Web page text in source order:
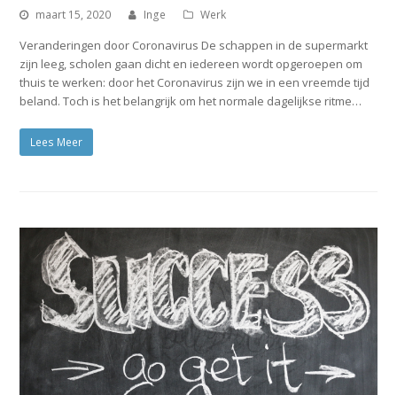
maart 15, 2020 Inge Werk
Veranderingen door Coronavirus De schappen in de supermarkt
zijn leeg, scholen gaan dicht en iedereen wordt opgeroepen om
thuis te werken: door het Coronavirus zijn we in een vreemde tijd
beland. Toch is het belangrijk om het normale dagelijkse ritme…
Lees Meer